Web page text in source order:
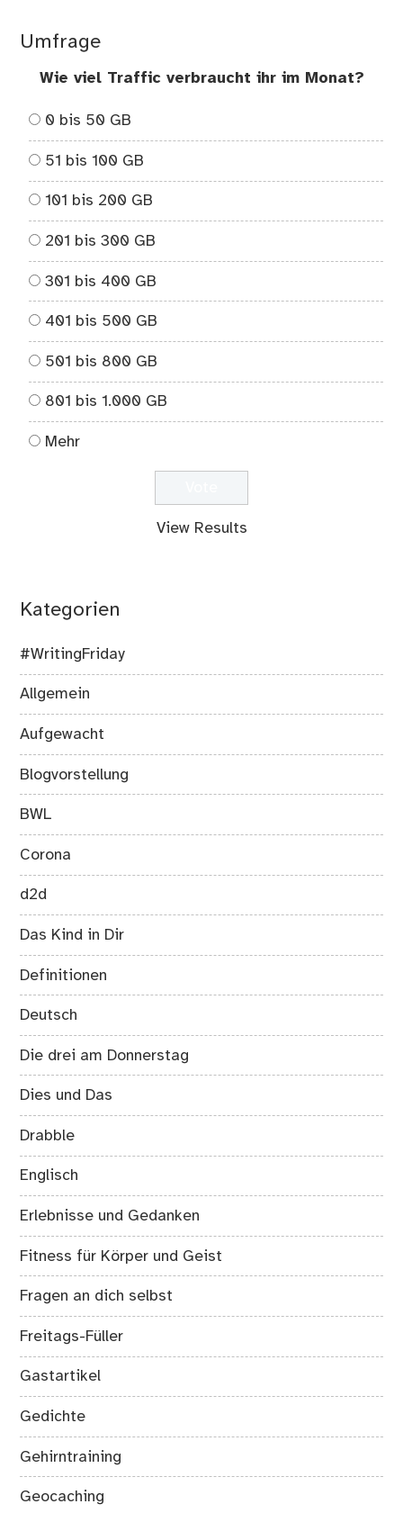
Umfrage
Wie viel Traffic verbraucht ihr im Monat?
0 bis 50 GB
51 bis 100 GB
101 bis 200 GB
201 bis 300 GB
301 bis 400 GB
401 bis 500 GB
501 bis 800 GB
801 bis 1.000 GB
Mehr
View Results
Kategorien
#WritingFriday
Allgemein
Aufgewacht
Blogvorstellung
BWL
Corona
d2d
Das Kind in Dir
Definitionen
Deutsch
Die drei am Donnerstag
Dies und Das
Drabble
Englisch
Erlebnisse und Gedanken
Fitness für Körper und Geist
Fragen an dich selbst
Freitags-Füller
Gastartikel
Gedichte
Gehirntraining
Geocaching